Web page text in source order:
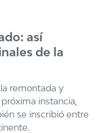
así
de la
remontada y
instancia,
se inscribió entre